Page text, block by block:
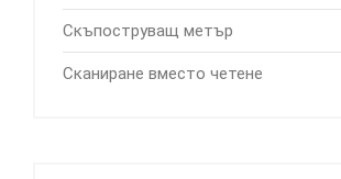
Скъпоструващ метър
Сканиране вместо четене